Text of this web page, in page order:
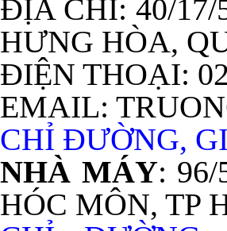
ĐỊA CHỈ: 40/17/
HƯNG HÒA,
ĐIỆN THOẠI:
EMAIL:
CHỈ ĐƯỜNG,
NHÀ MÁY:
HÓC MÔN, TP